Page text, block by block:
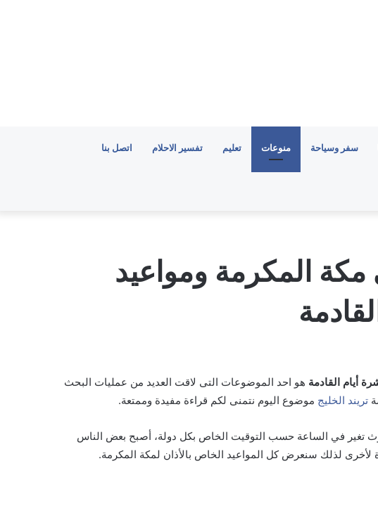
سفر وسياحة منوعات تعليم تفسير الاحلام اتصل بنا
المكرمة ومواعيد
أيام القادمة هو احد الموضوعات التى لاقت العديد من عمليات البحث
تريند الخليج موضوع اليوم نتمنى لكم قراءة مفيدة وممتعة.
تغير في الساعة حسب التوقيت الخاص بكل دولة، أصبح بعض الناس
لأخرى لذلك سنعرض كل المواعيد الخاص بالأذان لمكة المكرمة.